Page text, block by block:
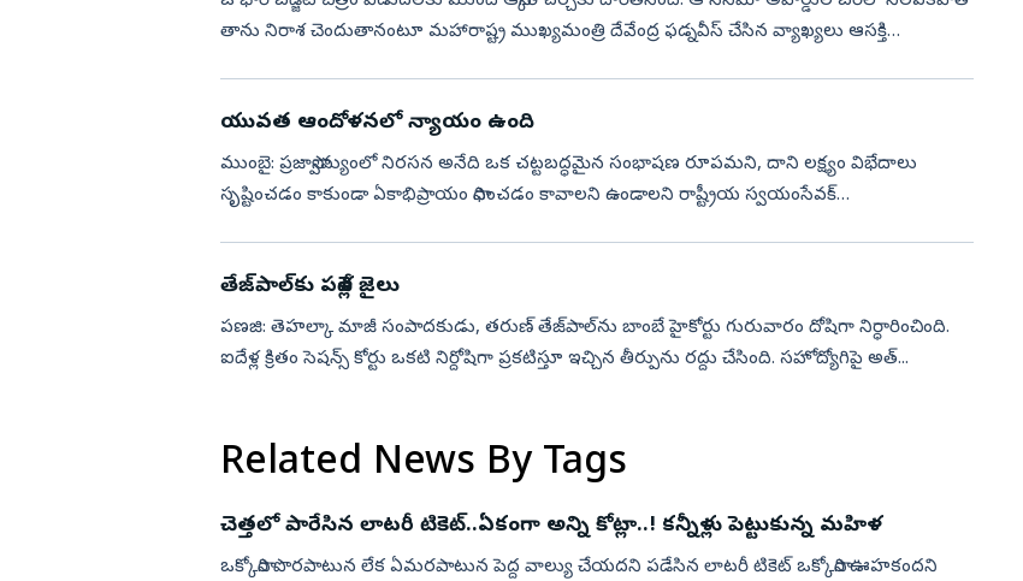
తాను నిరాశ చెందుతానంటూ మహారాష్ట్ర ముఖ్యమంత్రి దేవేంద్ర ఫడ్నవీస్‌ చేసిన వ్యాఖ్యలు ఆసక్తి
యువత ఆందోళనలో న్యాయం ఉంది
ముంబై: ప్రజాస్వామ్యంలో నిరసన అనేది ఒక చట్టబద్ధమైన సంభాషణ రూపమని, దాని లక్ష్యం విభేదాలు
సృష్టించడం కాకుండా ఏకాభిప్రాయం సాధించడం కావాలని ఉండాలని రాష్ట్రీయ స్వయంసేవక్‌
తేజ్‌పాల్‌కు పదేళ్ల జైలు
పణజి: తెహల్కా మాజీ సంపాదకుడు, తరుణ్‌ తేజ్‌పాల్‌ను బాంబే హైకోర్టు గురువారం దోషిగా నిర్ధారించింది.
ఐదేళ్ల క్రితం సెషన్స్‌ కోర్టు ఒకటి నిర్దోషిగా ప్రకటిస్తూ ఇచ్చిన తీర్పును రద్దు చేసింది. సహోద్యోగిపై అత్...
Related News By Tags
చెత్తలో పారేసిన లాటరీ టికెట్‌..ఏకంగా అన్ని కోట్లా..! కన్నీళ్లు పెట్టుకున్న మహిళ
ఒక్కోసారి పొరపాటున లేక ఏమరపాటున పెద్ద వాల్యు చేయదని పడేసిన లాటరీ టికెట్‌ ఒక్కోసారి ఊహకందని